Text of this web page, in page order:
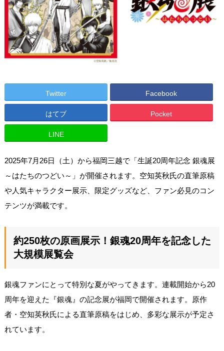
Twitter Facebook
はてブ Pocket
LINE
2025年7月26日（土）から福岡三越で「生誕20周年記念 銀魂展
～はたちのつどい～」が開催されます。空知英秋氏の直筆原稿
や人気キャラクター展示、限定グッズなど、ファン必見のコン
テンツが満載です。
約250枚の原画展示！銀魂20周年を記念した
大規模展覧会
銀魂ファンにとって特別な夏がやってきます。連載開始から20
周年を迎えた『銀魂』の記念展が福岡で開催されます。原作
者・空知英秋氏による直筆原稿をはじめ、多彩な展示が予定さ
れています。